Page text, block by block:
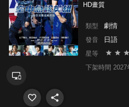
HD畫質
類型 劇情
發音 日語
星等
下架時間 2027